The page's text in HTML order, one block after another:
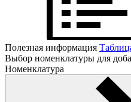
Полезная информация
Выбор номенклатуры для
Номенклатура